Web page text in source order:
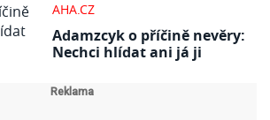
AHA.CZ
Adamzcyk o příčině nevěry:
Nechci hlídat ani já ji